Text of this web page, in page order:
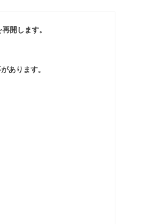
開します。
あります。